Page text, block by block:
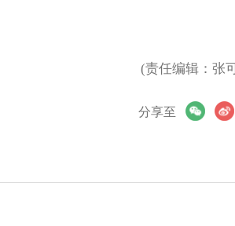
(责任编辑：张
分享至